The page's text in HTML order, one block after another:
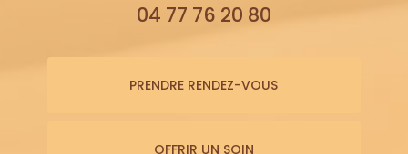
04 77 76 20 80
PRENDRE RENDEZ-VOUS
OFFRIR UN SOIN